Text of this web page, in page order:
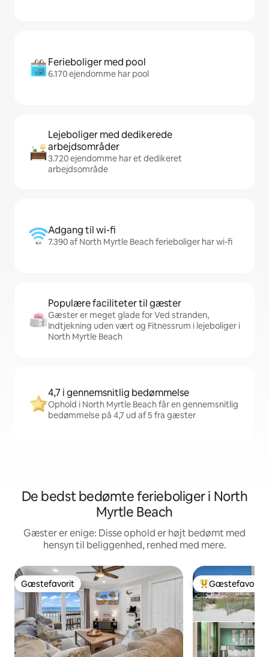
Ferieboliger med pool
6.170 ejendomme har pool
Lejeboliger med dedikerede
arbejdsområder
3.720 ejendomme har et dedikeret
arbejdsområde
Adgang til wi-fi
7.390 af North Myrtle Beach ferieboliger har wi-fi
Populære faciliteter til gæster
Gæster er meget glade for Ved stranden,
Indtjekning uden vært og Fitnessrum i lejeboliger i
North Myrtle Beach
4,7 i gennemsnitlig bedømmelse
Ophold i North Myrtle Beach får en gennemsnitlig
bedømmelse på 4,7 ud af 5 fra gæster
De bedst bedømte ferieboliger i North
Myrtle Beach
Gæster er enige: Disse ophold er højt bedømt med
hensyn til beliggenhed, renhed med mere.
Gæstefavorit
Gæstefavorit Bedste
Gæstefavorit